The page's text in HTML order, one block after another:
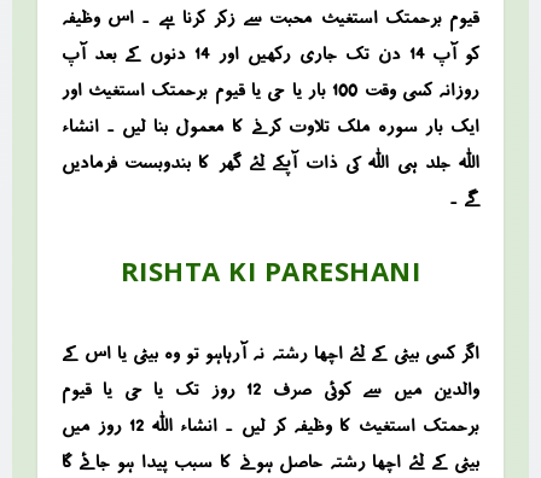
قیوم برحمتک استغیث محبت سے زکر کرنا ہے ۔ اس وظیفہ
کو آپ 14 دن تک جاری رکھیں اور 14 دنوں کے بعد آپ
روزانہ کسی وقت 100 بار یا حی یا قیوم برحمتک استغیث اور
ایک بار سورہ ملک تلاوت کرنے کا معمول بنا لیں ۔ انشاء
اللہ جلد ہی اللہ کی ذات آپکے لئے گھر کا بندوبست فرمادیں
گے ۔
RISHTA KI PARESHANI
اگر کسی بیٹی کے لئے اچھا رشتہ نہ آرہاہو تو وہ بیٹی یا اس کے
والدین میں سے کوئی صرف 12 روز تک یا حی یا قیوم
برحمتک استغیث کا وظیفہ کر لیں ۔ انشاء اللہ 12 روز میں
بیٹی کے لئے اچھا رشتہ حاصل ہونے کا سبب پیدا ہو جائے گا